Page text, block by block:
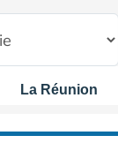
La Réunion